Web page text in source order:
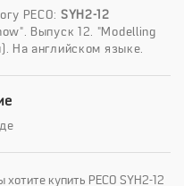
PECO: SYH2-12
Выпуск 12. "Modelling
На английском языке.
купить PECO SYH2-12